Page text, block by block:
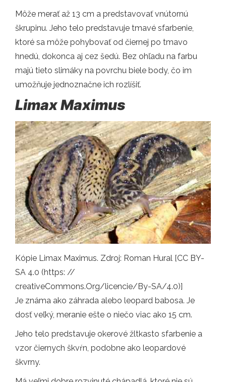
Môže merať až 13 cm a predstavovať vnútornú
škrupinu. Jeho telo predstavuje tmavé sfarbenie,
ktoré sa môže pohybovať od čiernej po tmavo
hnedú, dokonca aj cez šedú. Bez ohľadu na farbu
majú tieto slimáky na povrchu biele body, čo im
umožňuje jednoznačne ich rozlíšiť.
Limax Maximus
Kópie Limax Maximus. Zdroj: Roman Hural [CC BY-
SA 4.0 (https: //
creativeCommons.Org/licencie/By-SA/4.0)]
Je známa ako záhrada alebo leopard babosa. Je
dosť veľký, meranie ešte o niečo viac ako 15 cm.
Jeho telo predstavuje okerové žltkasto sfarbenie a
vzor čiernych škvŕn, podobne ako leopardové
škvrny.